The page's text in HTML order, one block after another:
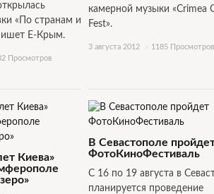
«По странам и
Е-Крым.
Просмотров
камерной музыки «Crimea
Fest».
3 августа 2012 1185 Просмотров
Киева»
В Севастополе
ФотоКиноФестиваль
С 16 по 19 августа в
планируется проведение